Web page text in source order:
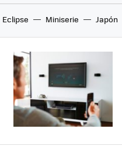
Eclipse Miniserie Japón